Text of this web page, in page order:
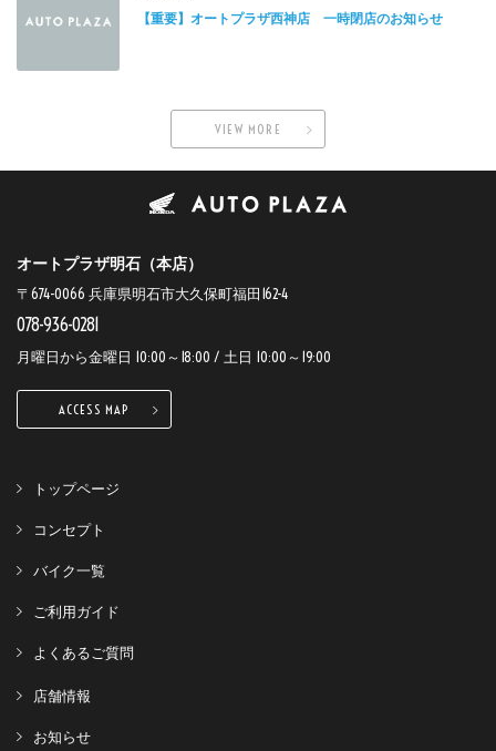
【重要】オートプラザ西神店 一時閉店のお知らせ
VIEW MORE
オートプラザ明石（本店）
〒674-0066 兵庫県明石市大久保町福田162-4
078-936-0281
月曜日から金曜日 10:00～18:00 / 土日 10:00～19:00
ACCESS MAP
トップページ
コンセプト
バイク一覧
ご利用ガイド
よくあるご質問
店舗情報
お知らせ